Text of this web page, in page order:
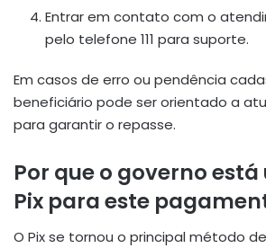
Entrar em contato com o
pelo telefone 111 para suporte.
Em casos de erro ou pendência
beneficiário pode ser orientado a
para garantir o repasse.
Por que o governo
Pix para este
O Pix se tornou o principal método